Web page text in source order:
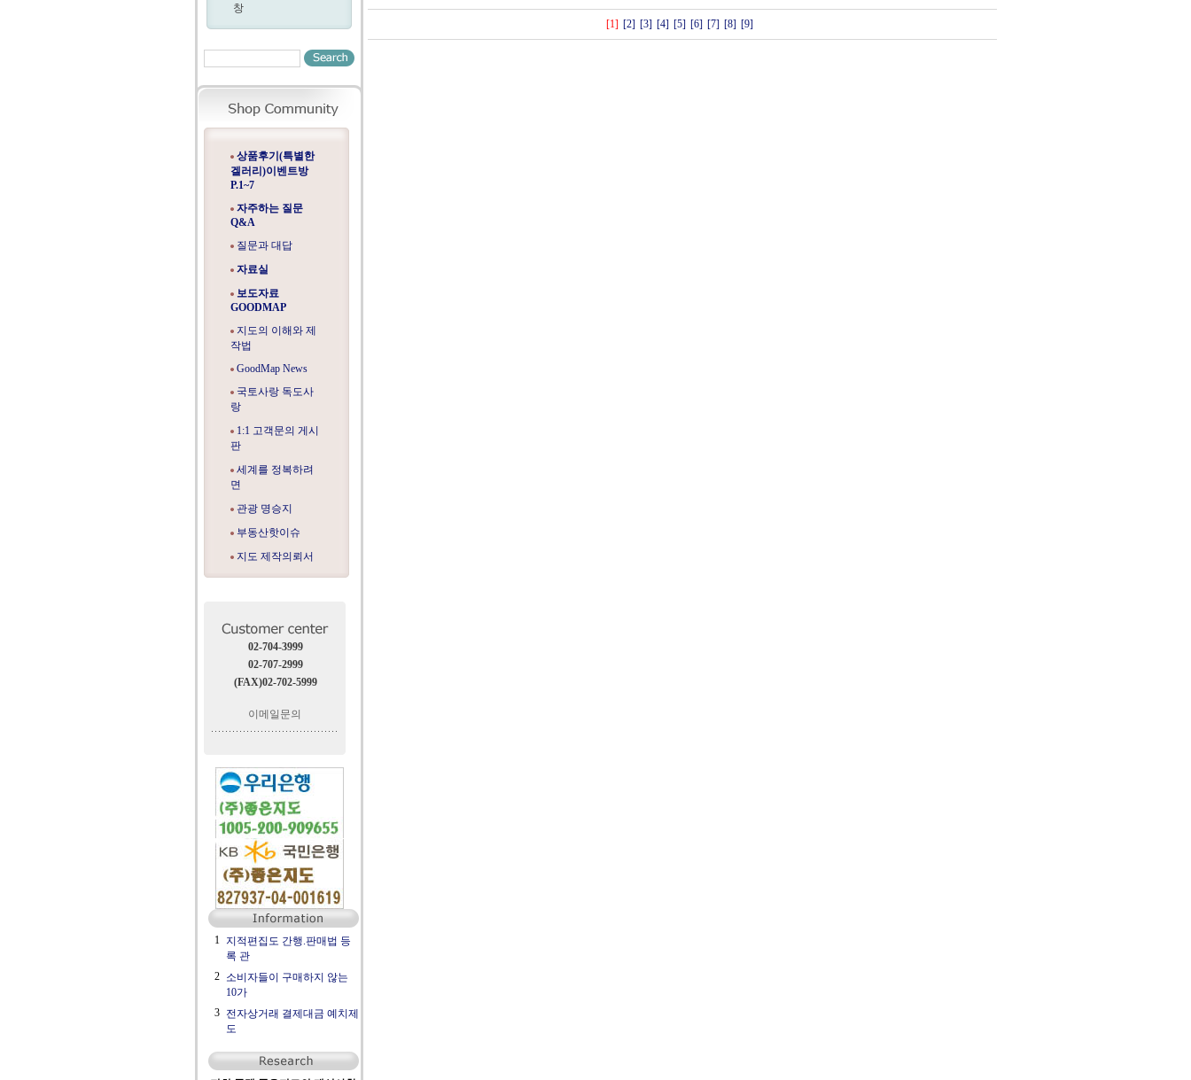
창
상품후기(특별한
겔러리)이벤트방
P.1~7
자주하는 질문
Q&A
질문과 대답
자료실
보도자료
GOODMAP
지도의 이해와 제
작법
GoodMap News
국토사랑 독도사
랑
1:1 고객문의 게시
판
세계를 정복하려
면
관광 명승지
부동산핫이슈
지도 제작의뢰서
02-704-3999
02-707-2999
(FAX)02-702-5999
이메일문의
1
지적편집도 간행.판매법 등
록 관
2
소비자들이 구매하지 않는
10가
3
전자상거래 결제대금 예치제
도
[1] [2] [3] [4] [5] [6] [7] [8] [9]